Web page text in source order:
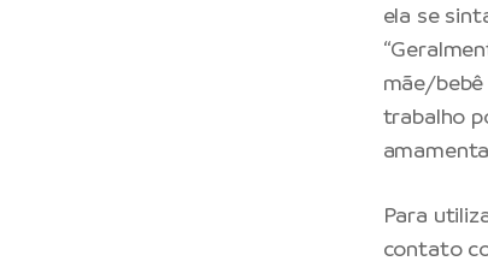
ela se
mãe/
trabalho
Para
contato